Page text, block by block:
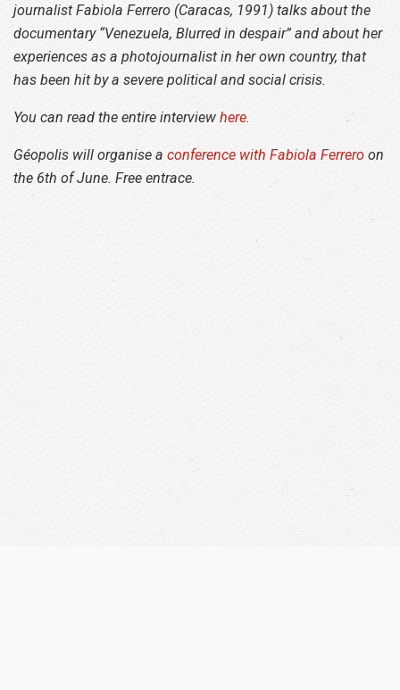
journalist Fabiola Ferrero (Caracas, 1991) talks about the
documentary “Venezuela, Blurred in despair” and about her
experiences as a photojournalist in her own country, that
has been hit by a severe political and social crisis.
You can read the entire interview here.
Géopolis will organise a conference with Fabiola Ferrero on
the 6th of June. Free entrace.